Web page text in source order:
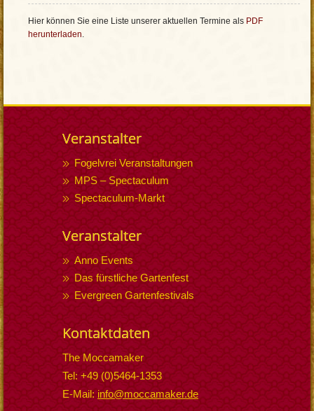
Hier können Sie eine Liste unserer aktuellen Termine als PDF
herunterladen
Veranstalter
Fogelvrei Veranstaltungen
MPS – Spectaculum
Spectaculum-Markt
Veranstalter
Anno Events
Das fürstliche Gartenfest
Evergreen Gartenfestivals
Kontaktdaten
The Moccamaker
Tel: +49 (0)5464-1353
E-Mail: info@moccamaker.de